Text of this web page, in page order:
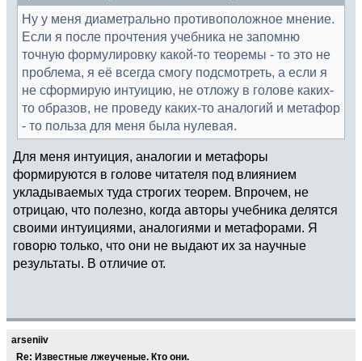
Ну у меня диаметрально противоположное мнение.
Если я после прочтения учебника не запомню
точную формулировку какой-то теоремы - то это не
проблема, я её всегда смогу подсмотреть, а если я
не сформирую интуицию, не отложу в голове каких-
то образов, не проведу каких-то аналогий и метафор
- то польза для меня была нулевая.
Для меня интуиция, аналогии и метафоры
формируются в голове читателя под влиянием
укладываемых туда строгих теорем. Впрочем, не
отрицаю, что полезно, когда авторы учебника делятся
своими интуициями, аналогиями и метафорами. Я
говорю только, что они не выдают их за научные
результаты. В отличие от.
arseniiv
Re: Известные лжеученые. Кто они.